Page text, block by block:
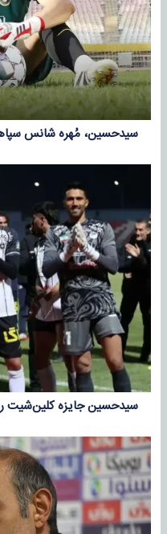
سیدحسین، مُهره شانس
سیدحسین جایزه